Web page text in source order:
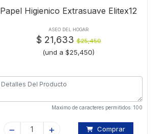
Papel Higienico Extrasuave Elitex12
ASEO DEL HOGAR
$ 21,633$25,450
(und a $25,450)
Maximo de caracteres permitidos: 100
Comprar